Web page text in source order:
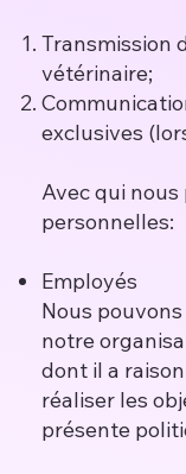
Transmission
vétérinaire;
exclusives
Avec qui
personnelles:
Employés
Nous
notre
dont il a
réaliser les
présente